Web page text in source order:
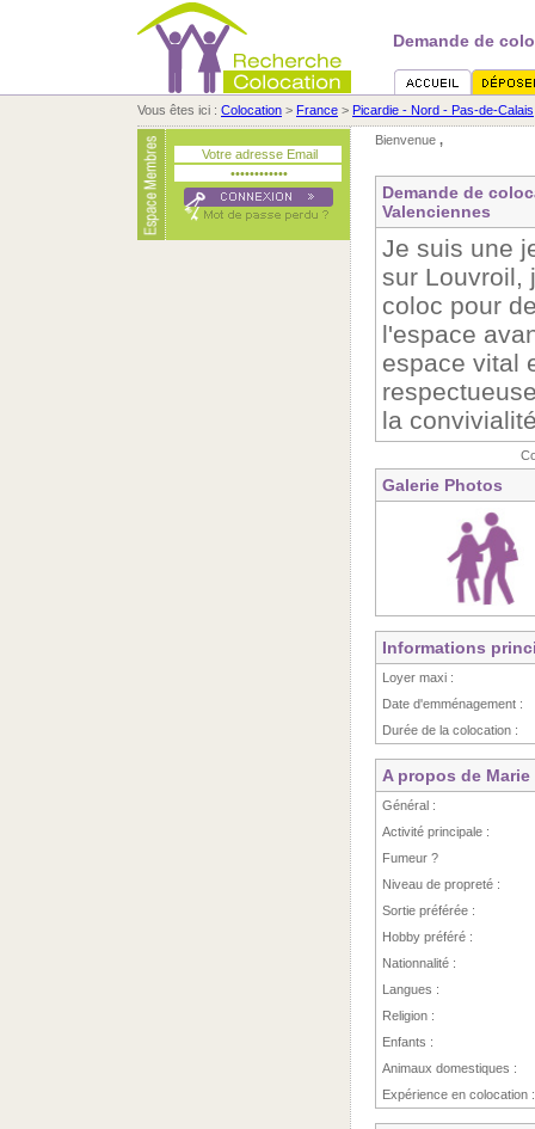
Demande de
Vous êtes ici : Colocation > France > Picardie - Nord - Pas-de-Calais
Bienvenue ,
Demande de
Valenciennes
Je suis une
sur Louvroil,
coloc pour
l'espace
espace vital
la
Galerie Photos
Informations
Loyer maxi :
Date d'emménagement :
Durée de la colocation :
A propos de Marie
Général :
Activité principale :
Fumeur ?
Niveau de propreté :
Sortie préférée :
Hobby préféré :
Nationnalité :
Langues :
Religion :
Enfants :
Animaux domestiques :
Expérience en colocation :